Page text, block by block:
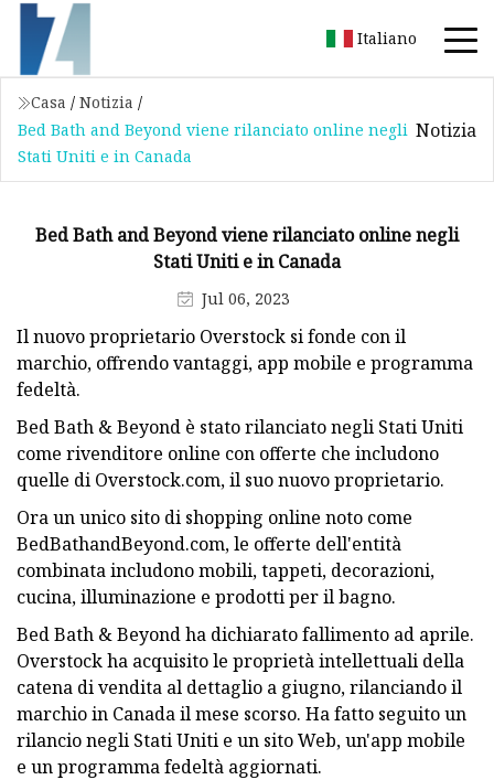
Italiano
Casa / Notizia /
Bed Bath and Beyond viene rilanciato online negli
Stati Uniti e in Canada
Notizia
Bed Bath and Beyond viene rilanciato online negli
Stati Uniti e in Canada
Jul 06, 2023
Il nuovo proprietario Overstock si fonde con il
marchio, offrendo vantaggi, app mobile e programma
fedeltà.
Bed Bath & Beyond è stato rilanciato negli Stati Uniti
come rivenditore online con offerte che includono
quelle di Overstock.com, il suo nuovo proprietario.
Ora un unico sito di shopping online noto come
BedBathandBeyond.com, le offerte dell'entità
combinata includono mobili, tappeti, decorazioni,
cucina, illuminazione e prodotti per il bagno.
Bed Bath & Beyond ha dichiarato fallimento ad aprile.
Overstock ha acquisito le proprietà intellettuali della
catena di vendita al dettaglio a giugno, rilanciando il
marchio in Canada il mese scorso. Ha fatto seguito un
rilancio negli Stati Uniti e un sito Web, un'app mobile
e un programma fedeltà aggiornati.